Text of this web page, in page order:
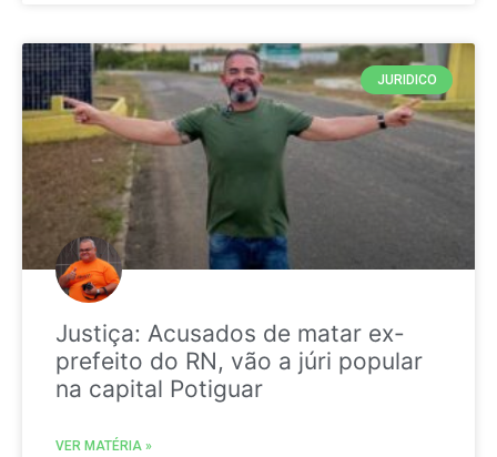
JURIDICO
Justiça: Acusados de matar ex-
prefeito do RN, vão a júri popular
na capital Potiguar
VER MATÉRIA »